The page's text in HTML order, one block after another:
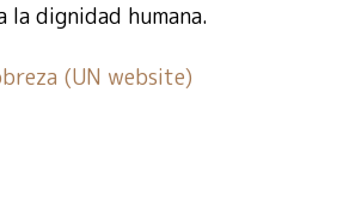
la dignidad humana.
(UN website)